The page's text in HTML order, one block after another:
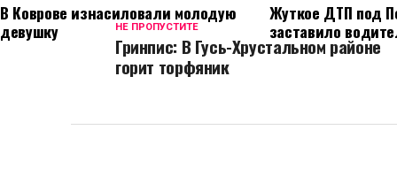
НЕ ПРОПУСТИТЕ
Гринпис: В Гусь-Хрустальном районе
горит торфяник
В Коврове изнасиловали молодую
девушку
Жуткое ДТП под
заставило